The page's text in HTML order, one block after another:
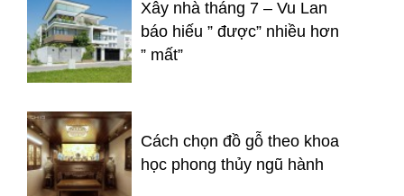
Xây nhà tháng 7 – Vu Lan
báo hiếu ” được” nhiều hơn
” mất”
Cách chọn đồ gỗ theo khoa
học phong thủy ngũ hành